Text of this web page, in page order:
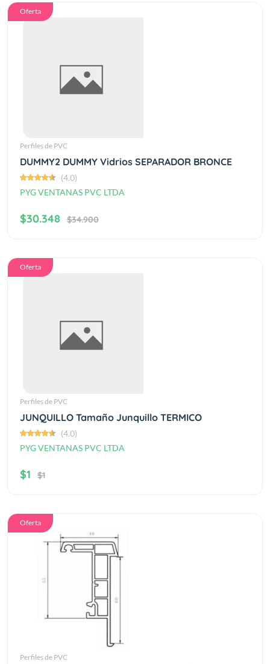
Oferta
Perfiles de PVC
DUMMY2 DUMMY Vidrios SEPARADOR BRONCE
(4.0)
PYG VENTANAS PVC LTDA
$30.348 $34.900
Oferta
Perfiles de PVC
JUNQUILLO Tamaño Junquillo TERMICO
(4.0)
PYG VENTANAS PVC LTDA
$1 $1
Oferta
Perfiles de PVC